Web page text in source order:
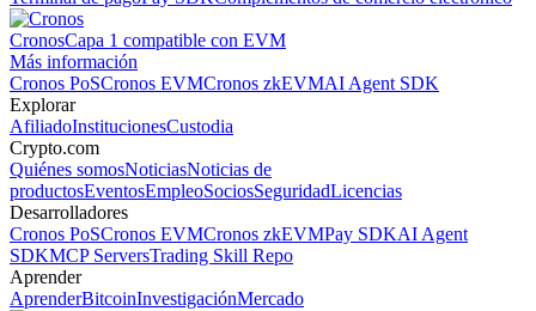
CronosCapa 1 compatible con EVM
Más información
Cronos PoSCronos EVMCronos zkEVMAI Agent SDK
Explorar
AfiliadoInstitucionesCustodia
Crypto.com
Quiénes somosNoticiasNoticias de
productosEventosEmpleoSociosSeguridadLicencias
Desarrolladores
Cronos PoSCronos EVMCronos zkEVMPay SDKAI Agent
SDKMCP ServersTrading Skill Repo
Aprender
AprenderBitcoinInvestigaciónMercado